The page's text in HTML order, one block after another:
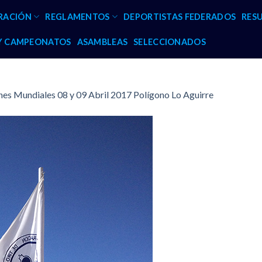
REGLAMENTOS DEPORTISTAS FEDERADOS
CAMPEONATOS ASAMBLEAS SELECCIONADOS
Mundiales 08 y 09 Abril 2017 Polígono Lo Aguirre